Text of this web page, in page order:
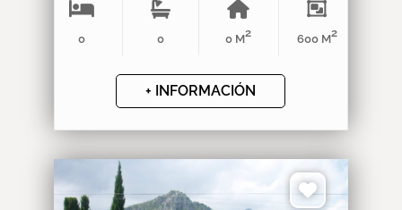
0 0 0 M2 600 M2
+ INFORMACIÓN